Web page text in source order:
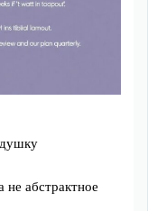
не абстрактное